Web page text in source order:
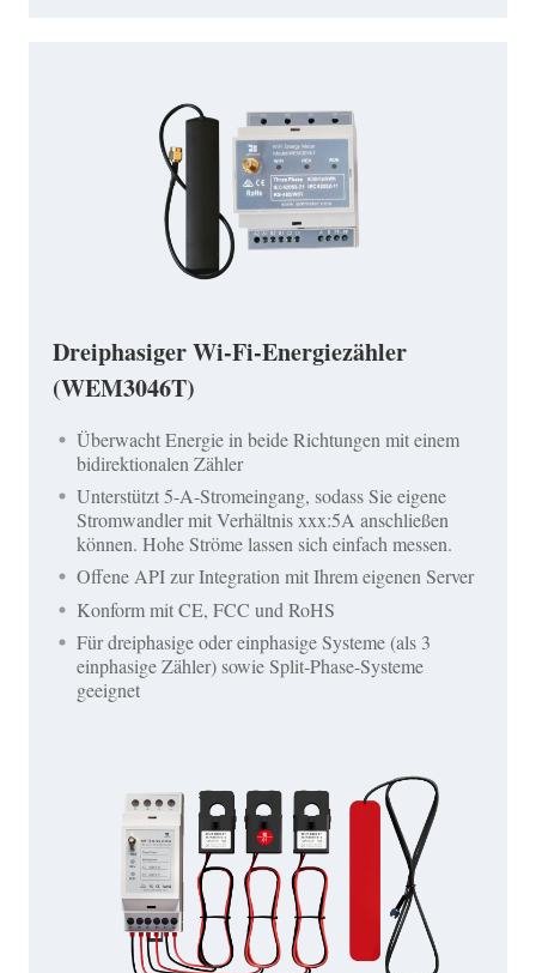
Dreiphasiger Wi-Fi-Energiezähler
(WEM3046T)
Überwacht Energie in beide Richtungen mit einem
bidirektionalen Zähler
Unterstützt 5-A-Stromeingang, sodass Sie eigene
Stromwandler mit Verhältnis xxx:5A anschließen
können. Hohe Ströme lassen sich einfach messen.
Offene API zur Integration mit Ihrem eigenen Server
Konform mit CE, FCC und RoHS
Für dreiphasige oder einphasige Systeme (als 3
einphasige Zähler) sowie Split-Phase-Systeme
geeignet